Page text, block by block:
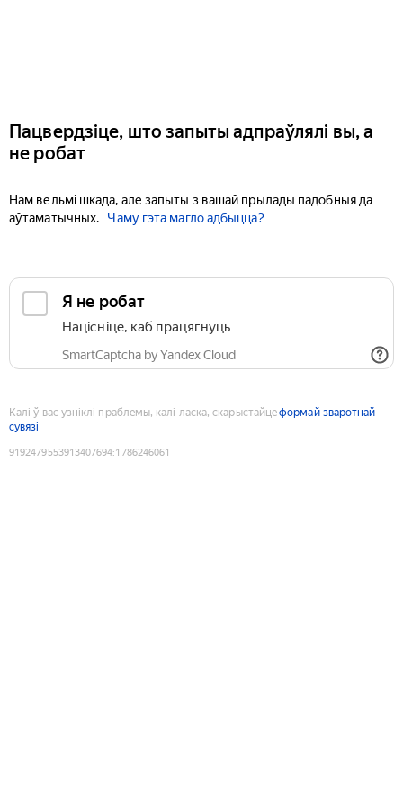
Пацвердзіце, што запыты адпраўлялі вы, а
не робат
Нам вельмі шкада, але запыты з вашай прылады падобныя да
аўтаматычных.
Чаму гэта магло адбыцца?
Я не робат
Націсніце, каб працягнуць
SmartCaptcha by Yandex Cloud
Калі ў вас узніклі праблемы, калі ласка, скарыстайцеформай зваротнай
сувязі
9192479553913407694:1786246061